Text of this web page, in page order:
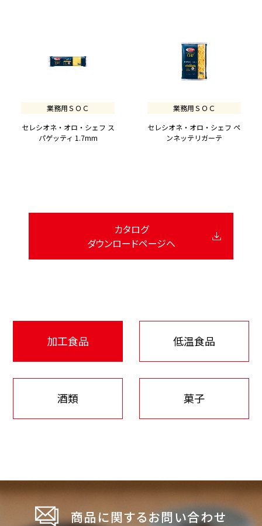
業務用ＳＯＣ
セレシオネ・オロ・シェフ ス
パゲッティ 1.7mm
業務用ＳＯＣ
セレシオネ・オロ・シェフ ペ
ンネッテリガーテ
カタログ
ダウンロードページへ
加工食品 低温食品
酒類 菓子
商品に関するお問い合わせ